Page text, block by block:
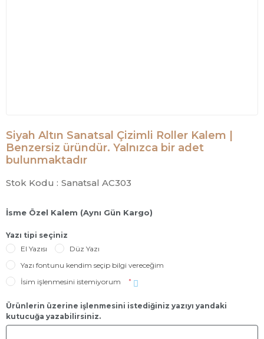
Siyah Altın Sanatsal Çizimli Roller Kalem |
Benzersiz üründür. Yalnızca bir adet
bulunmaktadır
Stok Kodu : Sanatsal AC303
İsme Özel Kalem (Aynı Gün Kargo)
Yazı tipi seçiniz
El Yazısı
Düz Yazı
Yazı fontunu kendim seçip bilgi vereceğim
İsim işlenmesini istemiyorum
*
Ürünlerin üzerine işlenmesini istediğiniz yazıyı yandaki
kutucuğa yazabilirsiniz.